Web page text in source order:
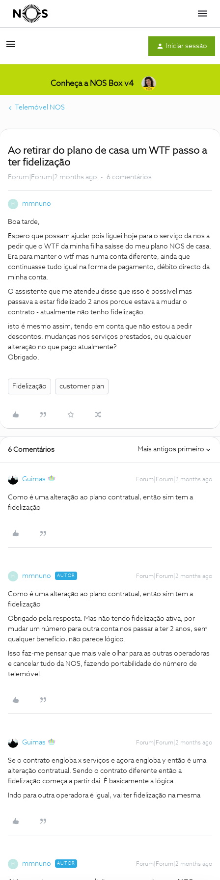
Menu
Iniciar sessão
Conheça a NOS Box v4
Telemóvel NOS
Ao retirar do plano de casa um WTF passo a
ter fidelização
Forum|Forum|2 months ago 6 comentários
M mmnuno
Boa tarde,
Espero que possam ajudar pois liguei hoje para o serviço da nos a
pedir que o WTF da minha filha saísse do meu plano NOS de casa.
Era para manter o wtf mas numa conta diferente, ainda que
continuasse tudo igual na forma de pagamento, débito directo da
minha conta.
O assistente que me atendeu disse que isso é possível mas
passava a estar fidelizado 2 anos porque estava a mudar o
contrato - atualmente não tenho fidelização.
isto é mesmo assim, tendo em conta que não estou a pedir
descontos, mudanças nos serviços prestados, ou qualquer
alteração no que pago atualmente?
Obrigado.
Fidelização customer plan
6 Comentários Mais antigos primeiro
Guimas Forum|Forum|2 months ago
Como é uma alteração ao plano contratual, então sim tem a
fidelização
M mmnuno AUTOR Forum|Forum|2 months ago
Como é uma alteração ao plano contratual, então sim tem a
fidelização
Obrigado pela resposta. Mas não tendo fidelização ativa, por
mudar um número para outra conta nos passar a ter 2 anos, sem
qualquer benefício, não parece lógico.
Isso faz-me pensar que mais vale olhar para as outras operadoras
e cancelar tudo da NOS, fazendo portabilidade do número de
telemóvel.
Guimas Forum|Forum|2 months ago
Se o contrato engloba x serviços e agora engloba y então é uma
alteração contratual. Sendo o contrato diferente então a
fidelização começa a partir dai. É basicamente a lógica.
Indo para outra operadora é igual, vai ter fidelização na mesma
M mmnuno AUTOR Forum|Forum|2 months ago